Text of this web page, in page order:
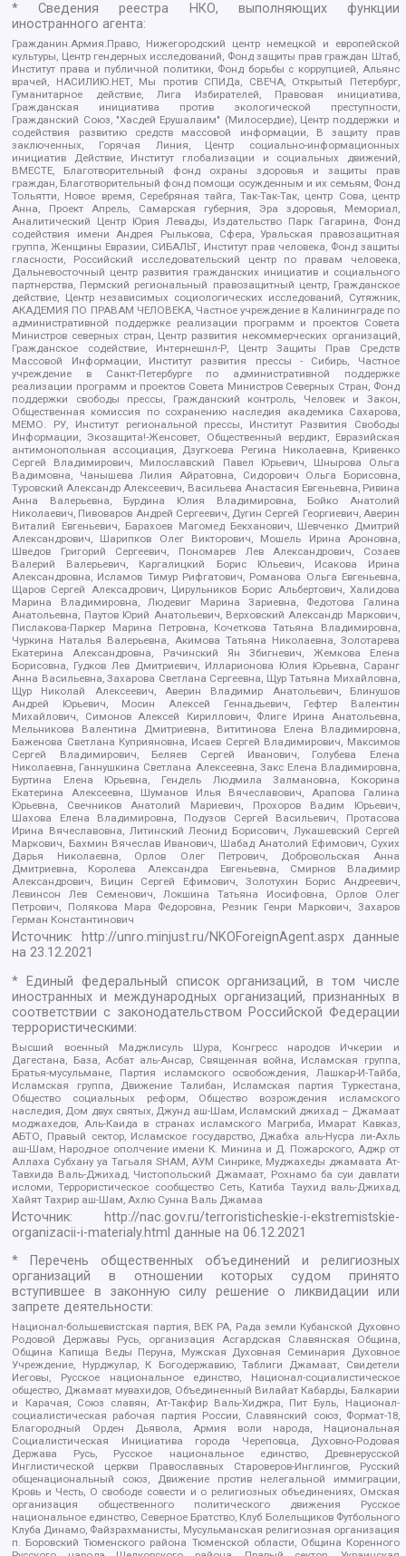
* Сведения реестра НКО, выполняющих функции
иностранного агента:
Гражданин.Армия.Право, Нижегородский центр немецкой и европейской
культуры, Центр гендерных исследований, Фонд защиты прав граждан Штаб,
Институт права и публичной политики, Фонд борьбы с коррупцией, Альянс
врачей, НАСИЛИЮ.НЕТ, Мы против СПИДа, СВЕЧА, Открытый Петербург,
Гуманитарное действие, Лига Избирателей, Правовая инициатива,
Гражданская инициатива против экологической преступности,
Гражданский Союз, "Хасдей Ерушалаим" (Милосердие), Центр поддержки и
содействия развитию средств массовой информации, В защиту прав
заключенных, Горячая Линия, Центр социально-информационных
инициатив Действие, Институт глобализации и социальных движений,
ВМЕСТЕ, Благотворительный фонд охраны здоровья и защиты прав
граждан, Благотворительный фонд помощи осужденным и их семьям, Фонд
Тольятти, Новое время, Серебряная тайга, Так-Так-Так, центр Сова, центр
Анна, Проект Апрель, Самарская губерния, Эра здоровья, Мемориал,
Аналитический Центр Юрия Левады, Издательство Парк Гагарина, Фонд
содействия имени Андрея Рылькова, Сфера, Уральская правозащитная
группа, Женщины Евразии, СИБАЛЬТ, Институт прав человека, Фонд защиты
гласности, Российский исследовательский центр по правам человека,
Дальневосточный центр развития гражданских инициатив и социального
партнерства, Пермский региональный правозащитный центр, Гражданское
действие, Центр независимых социологических исследований, Сутяжник,
АКАДЕМИЯ ПО ПРАВАМ ЧЕЛОВЕКА, Частное учреждение в Калининграде по
административной поддержке реализации программ и проектов Совета
Министров северных стран, Центр развития некоммерческих организаций,
Гражданское содействие, Интернешнл-Р, Центр Защиты Прав Средств
Массовой Информации, Институт развития прессы - Сибирь, Частное
учреждение в Санкт-Петербурге по административной поддержке
реализации программ и проектов Совета Министров Северных Стран, Фонд
поддержки свободы прессы, Гражданский контроль, Человек и Закон,
Общественная комиссия по сохранению наследия академика Сахарова,
МЕМО. РУ, Институт региональной прессы, Институт Развития Свободы
Информации, Экозащита!-Женсовет, Общественный вердикт, Евразийская
антимонопольная ассоциация, Дзугкоева Регина Николаевна, Кривенко
Сергей Владимирович, Милославский Павел Юрьевич, Шнырова Ольга
Вадимовна, Чанышева Лилия Айратовна, Сидорович Ольга Борисовна,
Туровский Александр Алексеевич, Васильева Анастасия Евгеньевна, Ривина
Анна Валерьевна, Бурдина Юлия Владимировна, Бойко Анатолий
Николаевич, Пивоваров Андрей Сергеевич, Дугин Сергей Георгиевич, Аверин
Виталий Евгеньевич, Барахоев Магомед Бекханович, Шевченко Дмитрий
Александрович, Шарипков Олег Викторович, Мошель Ирина Ароновна,
Шведов Григорий Сергеевич, Пономарев Лев Александрович, Созаев
Валерий Валерьевич, Каргалицкий Борис Юльевич, Исакова Ирина
Александровна, Исламов Тимур Рифгатович, Романова Ольга Евгеньевна,
Щаров Сергей Алексадрович, Цирульников Борис Альбертович, Халидова
Марина Владимировна, Людевиг Марина Зариевна, Федотова Галина
Анатольевна, Паутов Юрий Анатольевич, Верховский Александр Маркович,
Пислакова-Паркер Марина Петровна, Кочеткова Татьяна Владимировна,
Чуркина Наталья Валерьевна, Акимова Татьяна Николаевна, Золотарева
Екатерина Александровна, Рачинский Ян Збигневич, Жемкова Елена
Борисовна, Гудков Лев Дмитриевич, Илларионова Юлия Юрьевна, Саранг
Анна Васильевна, Захарова Светлана Сергеевна, Щур Татьяна Михайловна,
Щур Николай Алексеевич, Аверин Владимир Анатольевич, Блинушов
Андрей Юрьевич, Мосин Алексей Геннадьевич, Гефтер Валентин
Михайлович, Симонов Алексей Кириллович, Флиге Ирина Анатольевна,
Мельникова Валентина Дмитриевна, Вититинова Елена Владимировна,
Баженова Светлана Куприяновна, Исаев Сергей Владимирович, Максимов
Сергей Владимирович, Беляев Сергей Иванович, Голубева Елена
Николаевна, Ганнушкина Светлана Алексеевна, Закс Елена Владимировна,
Буртина Елена Юрьевна, Гендель Людмила Залмановна, Кокорина
Екатерина Алексеевна, Шуманов Илья Вячеславович, Арапова Галина
Юрьевна, Свечников Анатолий Мариевич, Прохоров Вадим Юрьевич,
Шахова Елена Владимировна, Подузов Сергей Васильевич, Протасова
Ирина Вячеславовна, Литинский Леонид Борисович, Лукашевский Сергей
Маркович, Бахмин Вячеслав Иванович, Шабад Анатолий Ефимович, Сухих
Дарья Николаевна, Орлов Олег Петрович, Добровольская Анна
Дмитриевна, Королева Александра Евгеньевна, Смирнов Владимир
Александрович, Вицин Сергей Ефимович, Золотухин Борис Андреевич,
Левинсон Лев Семенович, Локшина Татьяна Иосифовна, Орлов Олег
Петрович, Полякова Мара Федоровна, Резник Генри Маркович, Захаров
Герман Константинович
Источник: http://unro.minjust.ru/NKOForeignAgent.aspxданные
на23.12.2021
* Единый федеральный список организаций, в том числе
иностранных и международных организаций, признанных в
соответствии с законодательством Российской Федерации
террористическими:
Высший военный Маджлисуль Шура, Конгресс народов Ичкерии и
Дагестана, База, Асбат аль-Ансар, Священная война, Исламская группа,
Братья-мусульмане, Партия исламского освобождения, Лашкар-И-Тайба,
Исламская группа, Движение Талибан, Исламская партия Туркестана,
Общество социальных реформ, Общество возрождения исламского
наследия, Дом двух святых, Джунд аш-Шам, Исламский джихад – Джамаат
моджахедов, Аль-Каида в странах исламского Магриба, Имарат Кавказ,
АБТО, Правый сектор, Исламское государство, Джабха аль-Нусра ли-Ахль
аш-Шам, Народное ополчение имени К. Минина и Д. Пожарского, Аджр от
Аллаха Субхану уа Тагьаля SHAM, АУМ Синрике, Муджахеды джамаата Ат-
Тавхида Валь-Джихад, Чистопольский Джамаат, Рохнамо ба суи давлати
исломи, Террористическое сообщество Сеть, Катиба Таухид валь-Джихад,
Хайят Тахрир аш-Шам, Ахлю Сунна Валь Джамаа
Источник:
http://nac.gov.ru/terroristicheskie-i-ekstremistskie-
organizacii-i-materialy.html данные на06.12.2021
* Перечень общественных объединений и религиозных
организаций в отношении которых судом принято
вступившее в законную силу решение о ликвидации или
запрете деятельности:
Национал-большевистская партия, ВЕК РА, Рада земли Кубанской Духовно
Родовой Державы Русь, организация Асгардская Славянская Община,
Община Капища Веды Перуна, Мужская Духовная Семинария Духовное
Учреждение, Нурджулар, К Богодержавию, Таблиги Джамаат, Свидетели
Иеговы, Русское национальное единство, Национал-социалистическое
общество, Джамаат мувахидов, Объединенный Вилайат Кабарды, Балкарии
и Карачая, Союз славян, Ат-Такфир Валь-Хиджра, Пит Буль, Национал-
социалистическая рабочая партия России, Славянский союз, Формат-18,
Благородный Орден Дьявола, Армия воли народа, Национальная
Социалистическая Инициатива города Череповца, Духовно-Родовая
Держава Русь, Русское национальное единство, Древнерусской
Инглистической церкви Православных Староверов-Инглингов, Русский
общенациональный союз, Движение против нелегальной иммиграции,
Кровь и Честь, О свободе совести и о религиозных объединениях, Омская
организация общественного политического движения Русское
национальное единство, Северное Братство, Клуб Болельщиков Футбольного
Клуба Динамо, Файзрахманисты, Мусульманская религиозная организация
п. Боровский Тюменского района Тюменской области, Община Коренного